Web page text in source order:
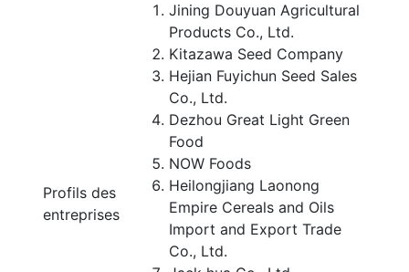
Profils des
entreprises
Jining Douyuan Agricultural
Products Co., Ltd.
Kitazawa Seed Company
Hejian Fuyichun Seed Sales
Co., Ltd.
Dezhou Great Light Green
Food
NOW Foods
Heilongjiang Laonong
Empire Cereals and Oils
Import and Export Trade
Co., Ltd.